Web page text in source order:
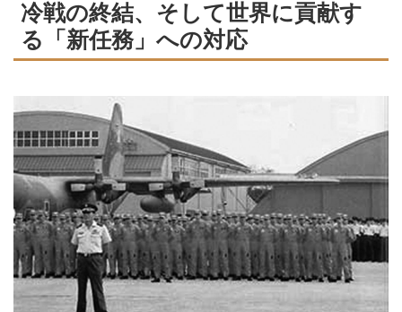
冷戦の終結、そして世界に貢献す
る「新任務」への対応